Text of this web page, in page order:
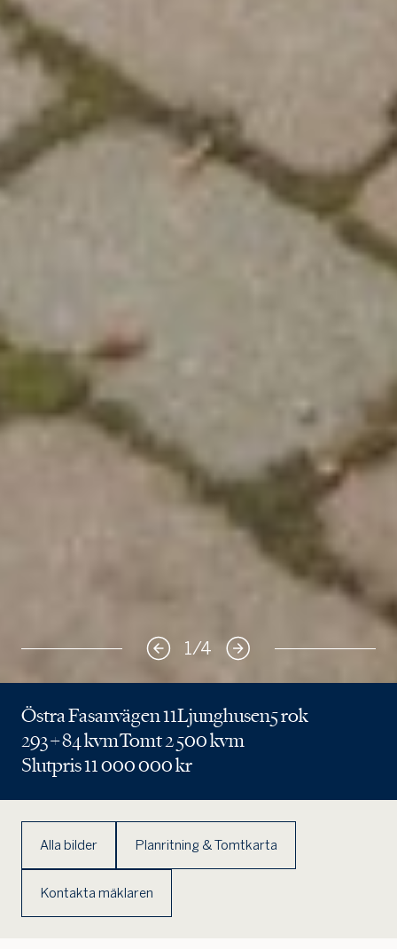
1/4
Östra Fasanvägen 11Ljunghusen5 rok
293 + 84 kvmTomt 2 500 kvm
Slutpris 11 000 000 kr
Alla bilder Planritning & Tomtkarta
Kontakta mäklaren